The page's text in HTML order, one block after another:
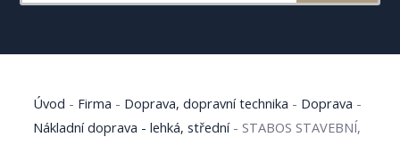
Úvod - Firma - Doprava, dopravní technika - Doprava -
Nákladní doprava - lehká, střední- STABOS STAVEBNÍ,